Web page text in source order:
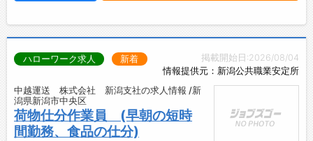
掲載開始日:2026/08/04
情報提供元：新潟公共職業安定所
ハローワーク求人 新着
中越運送 株式会社 新潟支社の求人情報 /新
潟県新潟市中央区
荷物仕分作業員 (早朝の短時
間勤務、食品の仕分)